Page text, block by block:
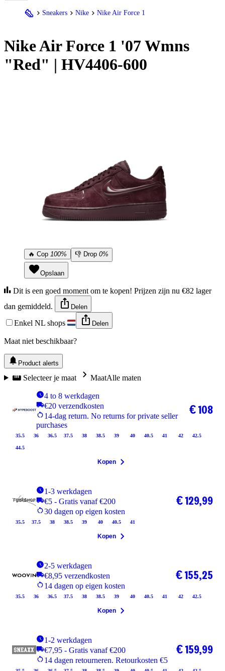
Sneakers Nike Nike Air Force 1
NikeAir Force 1 '07 Wmns
"Red" | HV4406-600
🔥 Cop 100% 👎 Drop 0%
Opslaan
Dit is een goed moment om te kopen! Prijzen zijn nu €82 lager
dan gemiddeld.
Delen
Enkel NL shops Delen
Maat niet beschikbaar?
Product alerts
Selecteer je maat MaatAlle maten
4 to 8 werkdagen
€20 verzendkosten
14-dag return. No returns for private seller
purchases
35.5 36 36.5 37.5 38 38.5 39 40 40.5 41 42 42.5
44.5
€ 108
Kopen
1-3 werkdagen
€5 - Gratis vanaf €200
30 dagen op eigen kosten
35.5 37.5 38 38.5 39 40 40.5 41
€ 129,99
Kopen
2-5 werkdagen
€8,95 verzendkosten
14 dagen op eigen kosten
35.5 36 36.5 37.5 38 38.5 39 40 40.5 41 42 42.5
€ 155,25
Kopen
1-2 werkdagen
€7,95 - Gratis vanaf €200
14 dagen retourneren. Retourkosten €5
€ 159,99